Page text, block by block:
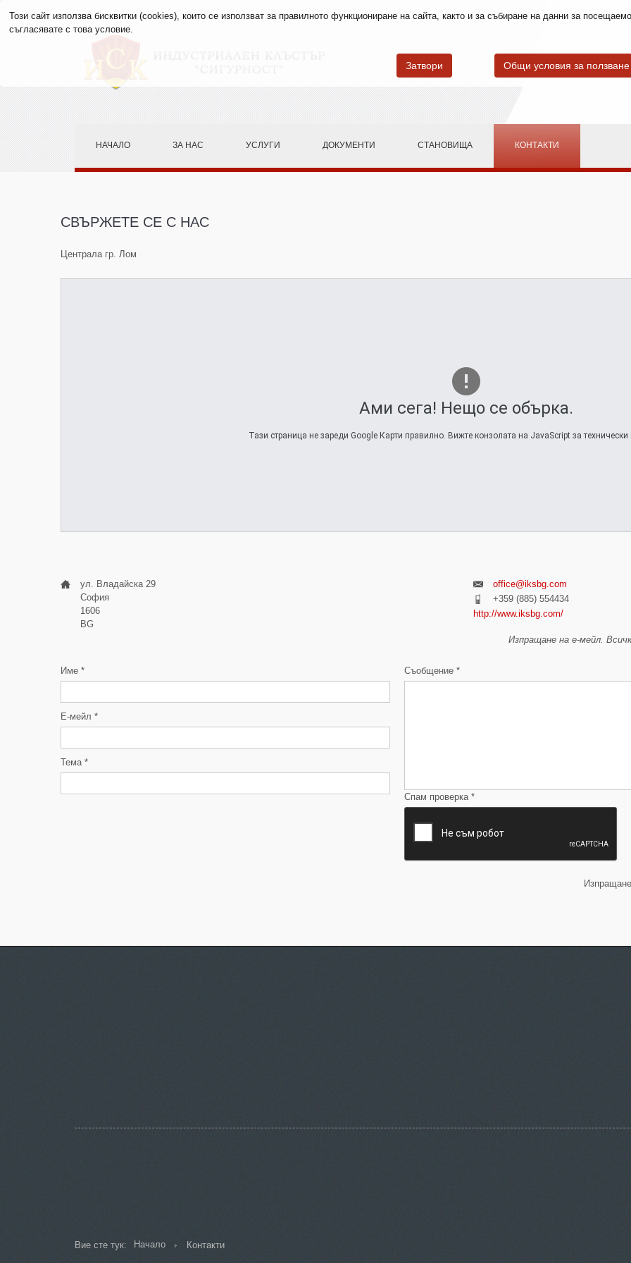
Този сайт използва бисквитки (cookies), които се използват за правилното функциониране на сайта, както и за събиране на данни за
съгласявате с това условие.
Затвори Общи условия за ползване
НАЧАЛО ЗА НАС УСЛУГИ ДОКУМЕНТИ СТАНОВИЩА КОНТАКТИ
СВЪРЖЕТЕ СЕ С НАС
Централа гр. Лом
Ами сега! Нещо се обърка.
Тази страница не зареди Google Карти правилно. Вижте конзолата на JavaScript за технически
ул. Владайска 29
София
1606
BG
office@iksbg.com
+359 (885) 554434
http://www.iksbg.com/
Изпращане на е-мейл.
Име *
Е-мейл *
Тема *
Съобщение *
Спам проверка *
Вие сте тук: Начало Контакти